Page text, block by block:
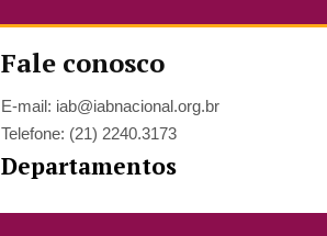
Fale conosco
E-mail: iab@iabnacional.org.br
Telefone: (21) 2240.3173
Departamentos